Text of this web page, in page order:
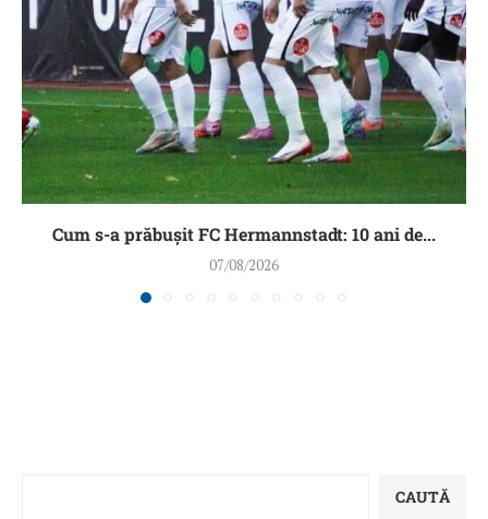
Cum s-a prăbușit FC Hermannstadt: 10 ani de...
07/08/2026
CAUTĂ